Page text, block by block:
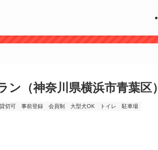
ン（神奈川県横浜市青葉区）
貸切可 事前登録 会員制 大型犬OK トイレ 駐車場